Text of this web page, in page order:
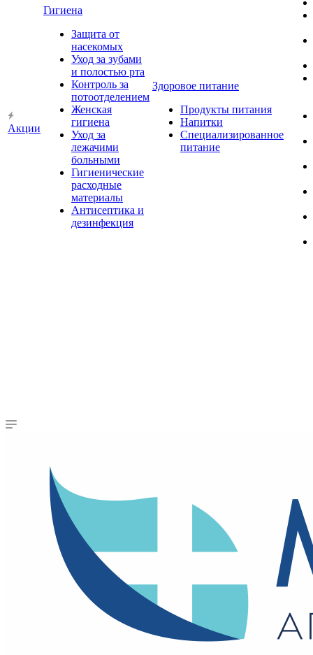
Акции
Гигиена
Защита от
насекомых
Уход за зубами
и полостью рта
Контроль за
потоотделением
Женская
гигиена
Уход за
лежачими
больными
Гигиенические
расходные
материалы
Антисептика и
дезинфекция
Здоровое питание
Продукты питания
Напитки
Специализированное
питание